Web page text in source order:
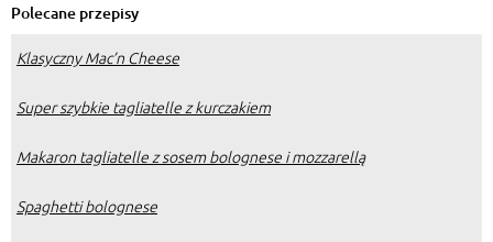
Polecane przepisy
Klasyczny Mac’n Cheese
Super szybkie tagliatelle z kurczakiem
Makaron tagliatelle z sosem bolognese i mozzarellą
Spaghetti bolognese